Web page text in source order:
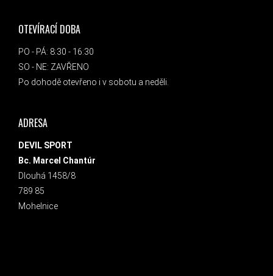
OTEVÍRACÍ DOBA
PO - PÁ: 8:30 - 16:30
SO - NE: ZAVŘENO
Po dohodě otevřeno i v sobotu a neděli.
ADRESA
DEVIL SPORT
Bc. Marcel Chantúr
Dlouhá 1458/8
789 85
Mohelnice